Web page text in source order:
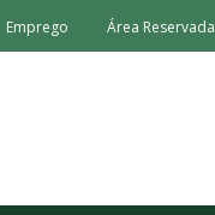
Emprego Área Reservada